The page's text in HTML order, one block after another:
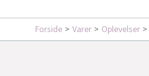
Forside Varer Oplevelser